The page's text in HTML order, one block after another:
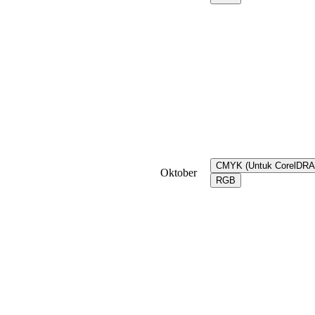
Oktober
CMYK (Untuk
RGB